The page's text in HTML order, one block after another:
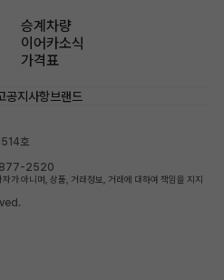
승계차량
이어카소식
가격표
공지사항브랜드
호
2520
가 아니며, 상품, 거래정보, 거래에 대하여 책임을 지지